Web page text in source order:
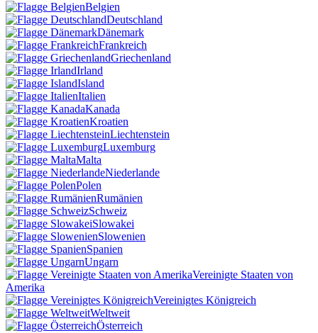
Belgien
Deutschland
Dänemark
Frankreich
Griechenland
Irland
Island
Italien
Kanada
Kroatien
Liechtenstein
Luxemburg
Malta
Niederlande
Polen
Rumänien
Schweiz
Slowakei
Slowenien
Spanien
Ungarn
Vereinigte Staaten von
Amerika
Vereinigtes Königreich
Weltweit
Österreich